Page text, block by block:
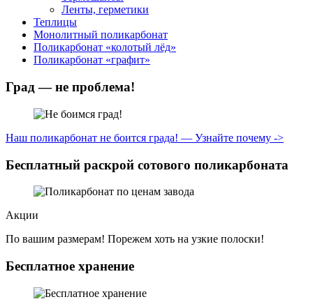
Ленты, герметики
Теплицы
Монолитный поликарбонат
Поликарбонат «колотый лёд»
Поликарбонат «графит»
Град — не проблема!
Наш поликарбонат не боится града! — Узнайте почему ->
Бесплатный раскрой сотового поликарбоната
Акции
По вашим размерам! Порежем хоть на узкие полоски!
Бесплатное хранение